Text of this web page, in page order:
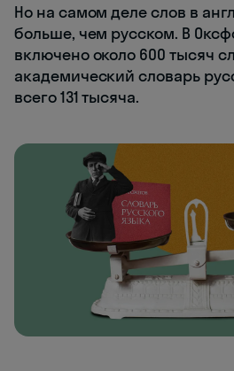
Но на самом деле слов в
больше, чем русском. В
включено около 600 тысяч
академический словарь
всего 131 тысяча.